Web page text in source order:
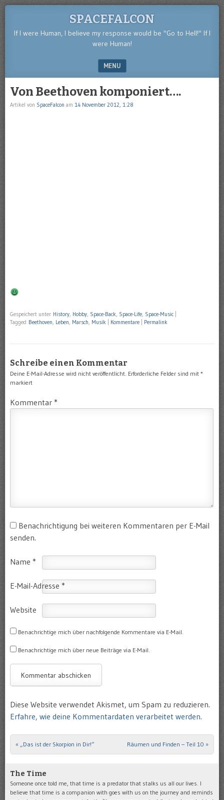
SPACEFALCON
If I were Human, I believe my response would be "Go to Hell!" If I
were Human!
MENU
Von Beethoven komponiert….
Artikel von SpaceFalcon am 14 November 2012, 1:28
Gespeichert unter History, Hobby, Space-Back, Space-Life, Space-Music
Tagged Beethoven, Leben, Marsch, Musik Kommentare Permalink
Schreibe einen Kommentar
Deine E-Mail-Adresse wird nicht veröffentlicht. Erforderliche Felder sind mit *
markiert
Kommentar *
Benachrichtigung bei weiteren Kommentaren per E-Mail
senden.
Name *
E-Mail-Adresse *
Website
Benachrichtige mich über nachfolgende Kommentare via E-Mail.
Benachrichtige mich über neue Beiträge via E-Mail.
Diese Website verwendet Akismet, um Spam zu reduzieren.
Erfahre, wie deine Kommentardaten verarbeitet werden.
Post navigation
« „Das ist der Skorpion in Dir!“ Räumen und Finden – Teil 10 »
The Time
Someone once told me, that time is a predator that stalks us all our lives. I
believe that time is a companion with goes with us on the journey and reminds